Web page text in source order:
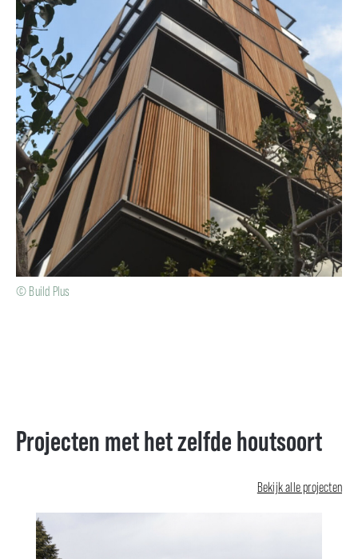
© Build Plus
Projecten met het zelfde houtsoort
Bekijk alle projecten